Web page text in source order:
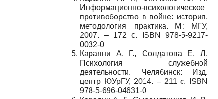
Информационно-психологическое
противоборство в войне: история,
методология, практика. М.: МГУ,
2007. – 172 с. ISBN 978-5-9217-
0032-0
Караяни А. Г., Солдатова Е. Л.
Психология служебной
деятельности. Челябинск: Изд.
центр ЮУрГУ, 2014. – 211 с. ISBN
978-5-696-04631-0